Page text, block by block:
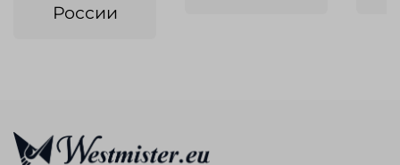
России